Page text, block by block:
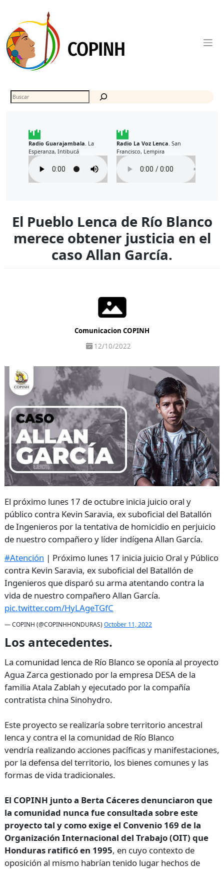
content
Buscar
Radio Guarajambala. La
Esperanza, Intibucá
Radio La Voz Lenca. San
Francisco, Lempira
El Pueblo Lenca de Río Blanco
merece obtener justicia en el
caso Allan García.
Comunicacion COPINH
12/10/2022
El próximo lunes 17 de octubre inicia juicio oral y
público contra Kevin Saravia, ex suboficial del Batallón
de Ingenieros por la tentativa de homicidio en perjuicio
de nuestro compañero y líder indígena Allan García.
#Atención | Próximo lunes 17 inicia juicio Oral y Público
contra Kevin Saravia, ex suboficial del Batallón de
Ingenieros que disparó su arma atentando contra la
vida de nuestro compañero Allan García.
pic.twitter.com/HyLAgeTGfC
— COPINH (@COPINHHONDURAS) October 11, 2022
Los antecedentes.
La comunidad lenca de Río Blanco se oponía al proyecto
Agua Zarca gestionado por la empresa DESA de la
familia Atala Zablah y ejecutado por la compañía
contratista china Sinohydro.
Este proyecto se realizaría sobre territorio ancestral
lenca y contra el la comunidad de Río Blanco
vendría realizando acciones pacíficas y manifestaciones,
por la defensa del territorio, los bienes comunes y las
formas de vida tradicionales.
El COPINH junto a Berta Cáceres denunciaron que
la comunidad nunca fue consultada sobre este
proyecto tal y como exige el Convenio 169 de la
Organización Internacional del Trabajo (OIT) que
Honduras ratificó en 1995, en cuyo contexto de
oposición al mismo habrían tenido lugar hechos de